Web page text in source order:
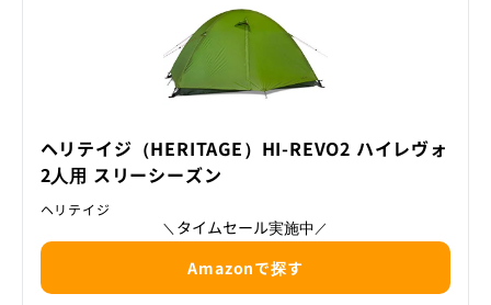
ヘリテイジ（HERITAGE）HI-REVO2 ハイレヴォ
2人用 スリーシーズン
ヘリテイジ
＼ タイムセール実施中 ／
Amazonで探す